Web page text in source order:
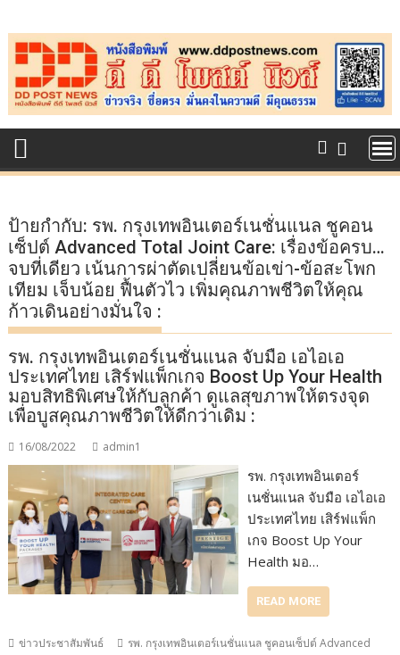
to
content
ป้ายกำกับ: รพ. กรุงเทพอินเตอร์เนชั่นแนล ชูคอน
เซ็ปต์ Advanced Total Joint Care: เรื่องข้อครบ…
จบที่เดียว เน้นการผ่าตัดเปลี่ยนข้อเข่า-ข้อสะโพก
เทียม เจ็บน้อย ฟื้นตัวไว เพิ่มคุณภาพชีวิตให้คุณ
ก้าวเดินอย่างมั่นใจ :
รพ. กรุงเทพอินเตอร์เนชั่นแนล จับมือ เอไอเอ
ประเทศไทย เสิร์ฟแพ็กเกจ Boost Up Your Health
มอบสิทธิพิเศษให้กับลูกค้า ดูแลสุขภาพให้ตรงจุด
เพื่อบูสคุณภาพชีวิตให้ดีกว่าเดิม :
16/08/2022 admin1
รพ. กรุงเทพอินเตอร์
เนชั่นแนล จับมือ เอไอเอ
ประเทศไทย เสิร์ฟแพ็ก
เกจ Boost Up Your
Health มอ…
READ MORE
ข่าวประชาสัมพันธ์
รพ. กรุงเทพอินเตอร์เนชั่นแนล ชูคอนเซ็ปต์ Advanced